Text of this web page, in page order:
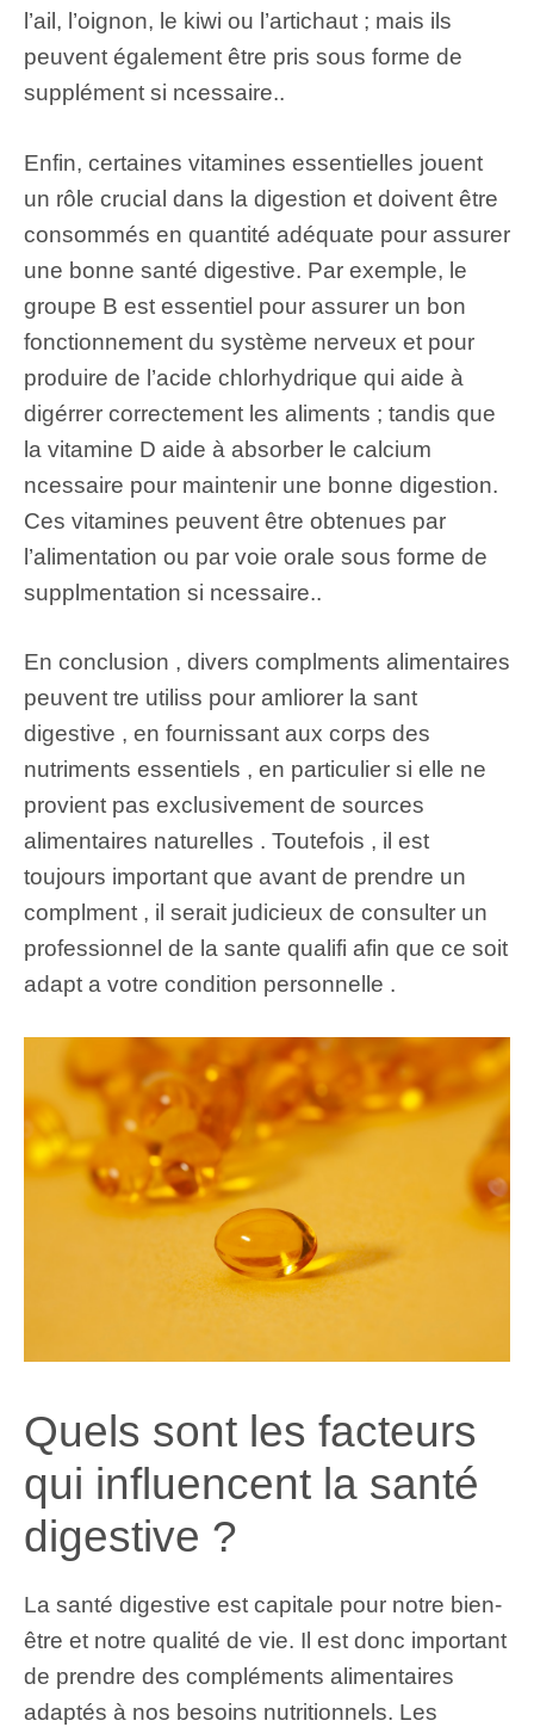
l’ail, l’oignon, le kiwi ou l’artichaut ; mais ils
peuvent également être pris sous forme de
supplément si ncessaire..
Enfin, certaines vitamines essentielles jouent
un rôle crucial dans la digestion et doivent être
consommés en quantité adéquate pour assurer
une bonne santé digestive. Par exemple, le
groupe B est essentiel pour assurer un bon
fonctionnement du système nerveux et pour
produire de l’acide chlorhydrique qui aide à
digérrer correctement les aliments ; tandis que
la vitamine D aide à absorber le calcium
ncessaire pour maintenir une bonne digestion.
Ces vitamines peuvent être obtenues par
l’alimentation ou par voie orale sous forme de
supplmentation si ncessaire..
En conclusion , divers complments alimentaires
peuvent tre utiliss pour amliorer la sant
digestive , en fournissant aux corps des
nutriments essentiels , en particulier si elle ne
provient pas exclusivement de sources
alimentaires naturelles . Toutefois , il est
toujours important que avant de prendre un
complment , il serait judicieux de consulter un
professionnel de la sante qualifi afin que ce soit
adapt a votre condition personnelle .
Quels sont les facteurs
qui influencent la santé
digestive ?
La santé digestive est capitale pour notre bien-
être et notre qualité de vie. Il est donc important
de prendre des compléments alimentaires
adaptés à nos besoins nutritionnels. Les